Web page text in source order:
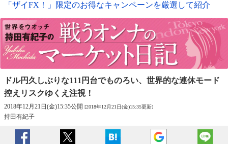
「ザイFX！」限定のお得なキャンペーンを厳選して紹介
ドル円久しぶりな111円台でものろい、 世界的な連休モード
控えリスクゆくえ注視！
2018年12月21日(金)15:35公開 [2018年12月21日(金)15:35更新]
持田有紀子